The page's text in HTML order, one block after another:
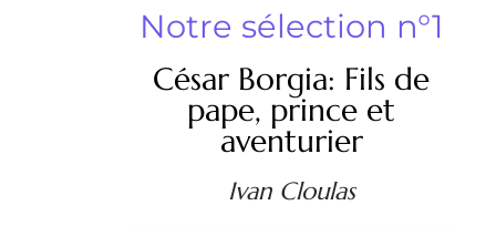
Notre sélection n°1
César Borgia: Fils de
pape, prince et
aventurier
Ivan Cloulas